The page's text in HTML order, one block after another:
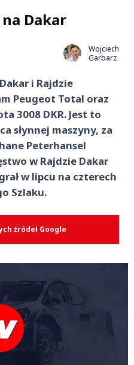
Dakar
Wojciech
Garbarz
i Rajdzie
Peugeot Total oraz
3008 DKR. Jest to
słynnej maszyny, za
Peterhansel
w Rajdzie Dakar
w lipcu na czterech
Szlaku.
źródeł Google